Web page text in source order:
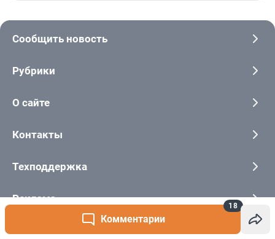
Комментарии
18
Сообщить новость
Рубрики
О сайте
Контакты
Техподдержка
Реклама